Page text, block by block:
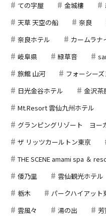
ての字屋
金城樓
天草 天空の船
奈良
奈良ホテル
カームラナ
岐阜県
緑草音
旅館 山河
フォーシー
日光金谷ホテル
金沢茶
Mt.Resort 雲仙九州ホテル
グランピングリゾート ヨー
ザ リッツカールトン東京
THE SCENE amami spa ＆
倭乃里
雲仙観光ホテル
栃木
パークハイアット
雲風々
湯の出 芳